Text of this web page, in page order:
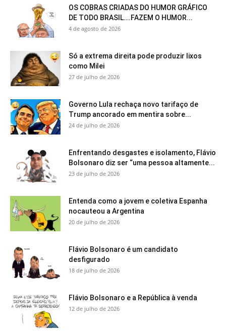
OS COBRAS CRIADAS DO HUMOR GRÁFICO
DE TODO BRASIL….FAZEM O HUMOR...
4 de agosto de 2026
Só a extrema direita pode produzir lixos
como Milei
27 de julho de 2026
Governo Lula rechaça novo tarifaço de
Trump ancorado em mentira sobre...
24 de julho de 2026
Enfrentando desgastes e isolamento, Flávio
Bolsonaro diz ser “uma pessoa altamente...
23 de julho de 2026
Entenda como a jovem e coletiva Espanha
nocauteou a Argentina
20 de julho de 2026
Flávio Bolsonaro é um candidato
desfigurado
18 de julho de 2026
Flávio Bolsonaro e a República à venda
12 de julho de 2026